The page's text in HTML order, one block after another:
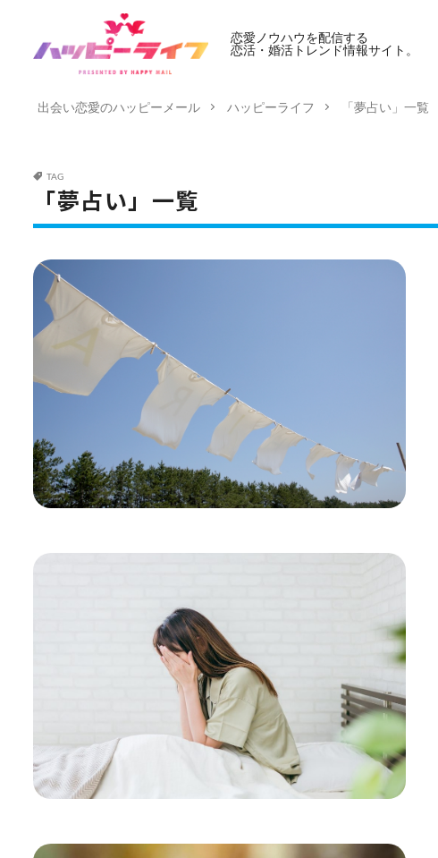
恋愛ノウハウを配信する
恋活・婚活トレンド情報サイト。
出会い恋愛のハッピーメール ハッピーライフ 「夢占い」一覧
TAG
「夢占い」一覧